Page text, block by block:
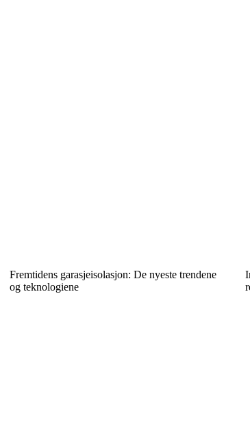
Fremtidens garasjeisolasjon: De nyeste trendene
og teknologiene